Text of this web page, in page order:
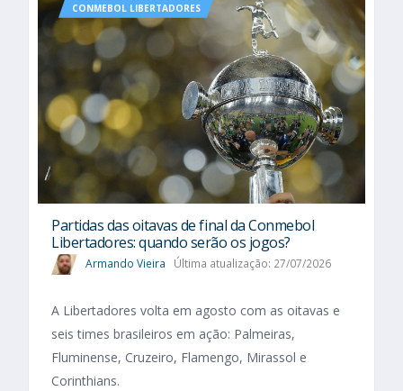
CONMEBOL LIBERTADORES
Partidas das oitavas de final da Conmebol
Libertadores: quando serão os jogos?
Armando Vieira Última atualização: 27/07/2026
A Libertadores volta em agosto com as oitavas e
seis times brasileiros em ação: Palmeiras,
Fluminense, Cruzeiro, Flamengo, Mirassol e
Corinthians.